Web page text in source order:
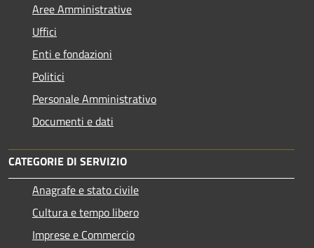
Aree Amministrative
Uffici
Enti e fondazioni
Politici
Personale Amministrativo
Documenti e dati
CATEGORIE DI SERVIZIO
Anagrafe e stato civile
Cultura e tempo libero
Imprese e Commercio